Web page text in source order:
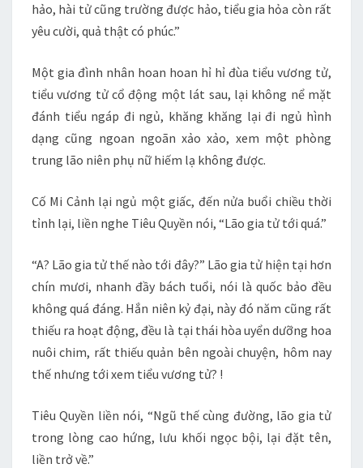
hảo, hài tử cũng trường được hảo, tiểu gia hỏa còn rất
yêu cười, quả thật có phúc.”
Một gia đình nhân hoan hoan hỉ hỉ đùa tiểu vương tử,
tiểu vương tử cổ động một lát sau, lại không nể mặt
đánh tiểu ngáp đi ngủ, khăng khăng lại đi ngủ hình
dạng cũng ngoan ngoãn xảo xảo, xem một phòng
trung lão niên phụ nữ hiếm lạ không được.
Cố Mi Cảnh lại ngủ một giấc, đến nửa buổi chiều thời
tỉnh lại, liền nghe Tiêu Quyền nói, “Lão gia tử tới quá.”
“A? Lão gia tử thế nào tới đây?” Lão gia tử hiện tại hơn
chín mươi, nhanh đầy bách tuổi, nói là quốc bảo đều
không quá đáng. Hắn niên kỷ đại, này đó năm cũng rất
thiếu ra hoạt động, đều là tại thái hòa uyển dưỡng hoa
nuôi chim, rất thiếu quản bên ngoài chuyện, hôm nay
thế nhưng tới xem tiểu vương tử? !
Tiêu Quyền liền nói, “Ngũ thế cùng đường, lão gia tử
trong lòng cao hứng, lưu khối ngọc bội, lại đặt tên,
liền trở về.”